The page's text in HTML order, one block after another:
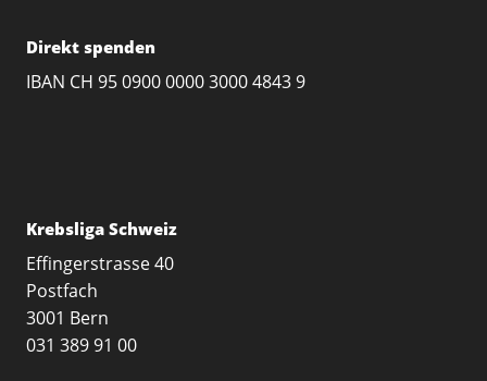
Direkt spenden
IBAN CH 95 0900 0000 3000 4843 9
Krebsliga Schweiz
Effingerstrasse 40
Postfach
3001 Bern
031 389 91 00